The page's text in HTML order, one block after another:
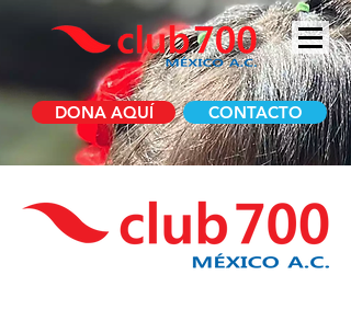
DONA AQUÍ CONTACTO